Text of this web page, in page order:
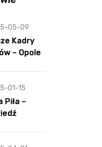
05-09
Kadry
– Opole,
01-15
Piła –